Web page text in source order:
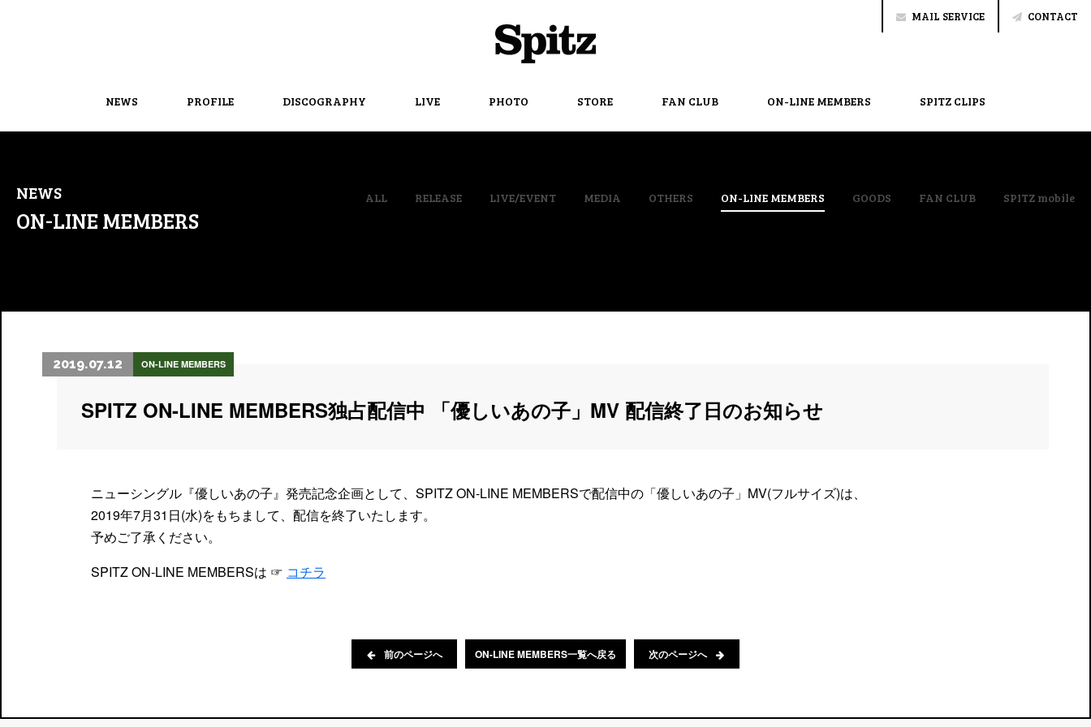
NEWS PROFILE DISCOGRAPHY LIVE PHOTO STORE FAN CLUB ON-LINE MEMBERS SPITZ CLIPS
MAIL SERVICE CONTACT
NEWS
ON-LINE MEMBERS
ALL RELEASE LIVE/EVENT MEDIA OTHERS ON-LINE MEMBERS GOODS FAN CLUB SPITZ mobile
2019.07.12 ON-LINE MEMBERS
SPITZ ON-LINE MEMBERS独占配信中 「優しいあの子」MV 配信終了日のお知らせ
ニューシングル『優しいあの子』発売記念企画として、SPITZ ON-LINE MEMBERSで配信中の「優しいあの子」MV(フルサイズ)は、
2019年7月31日(水)をもちまして、配信を終了いたします。
予めご了承ください。
SPITZ ON-LINE MEMBERSは ☞ コチラ
前のページへ ON-LINE MEMBERS一覧へ戻る 次のページへ